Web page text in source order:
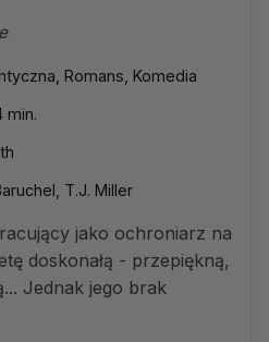
Romans, Komedia
min.
T.J. Miller
jako ochroniarz na
doskonałą - przepiękną,
Jednak jego brak